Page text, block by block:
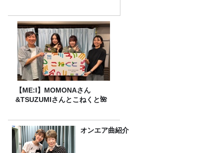
【ME:I】MOMONAさん
&TSUZUMIさんとこねくと🌺
オンエア曲紹介